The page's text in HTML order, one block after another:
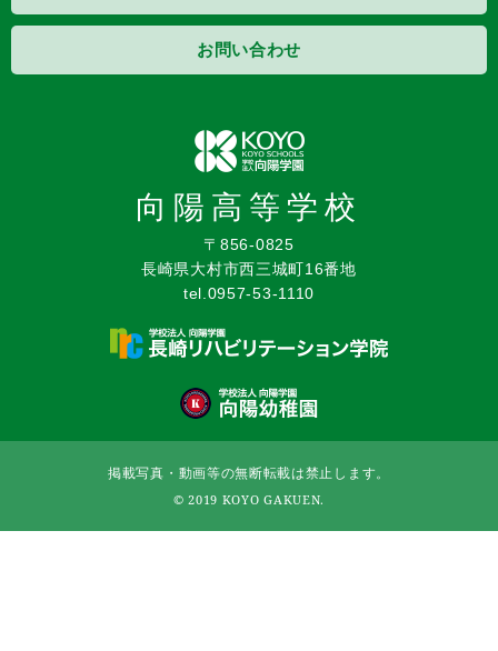
お問い合わせ
向陽高等学校
〒856-0825
長崎県大村市西三城町16番地
tel.0957-53-1110
掲載写真・動画等の無断転載は禁止します。
© 2019 KOYO GAKUEN.